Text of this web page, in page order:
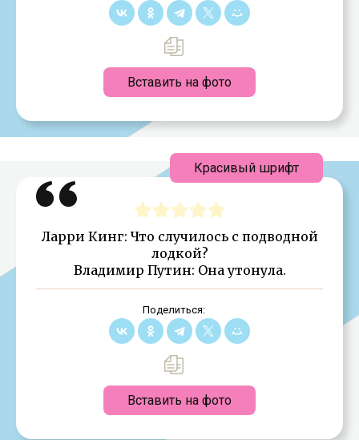
Вставить на фото
Ларри Кинг: Что случилось с подводной
лодкой?
Владимир Путин: Она утонула.
Поделиться:
Вставить на фото
Красивый шрифт